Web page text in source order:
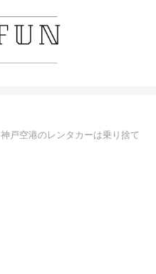
神戸空港のレンタカーは乗り捨て